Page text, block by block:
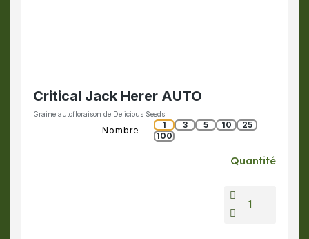
Critical Jack Herer AUTO
Graine autofloraison de Delicious Seeds
Nombre
1 3 5 10
25
100
Quantité